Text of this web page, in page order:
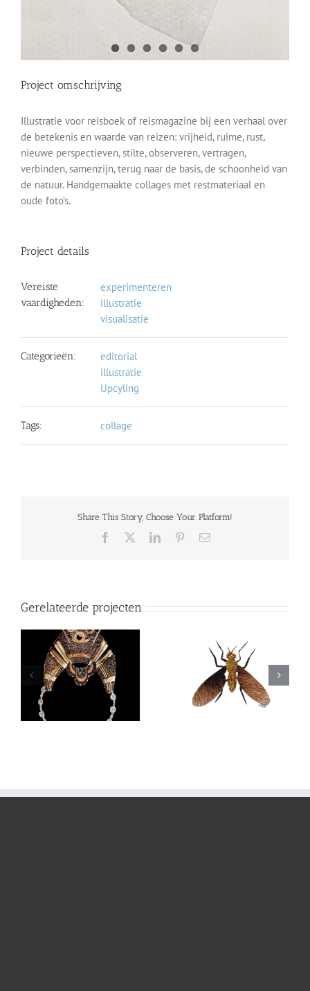
Project omschrijving
Illustratie voor reisboek of reismagazine bij een verhaal over
de betekenis en waarde van reizen: vrijheid, ruime, rust,
nieuwe perspectieven, stilte, observeren, vertragen,
verbinden, samenzijn, terug naar de basis, de schoonheid van
de natuur. Handgemaakte collages met restmateriaal en
oude foto’s.
Project details
Vereiste
vaardigheden:
experimenteren
illustratie
visualisatie
Categorieën:
editorial
illustratie
Upcyling
Tags: collage
Share This Story, Choose Your Platform!
Facebook LinkedInPinterest
E-
Gerelateerde projecten